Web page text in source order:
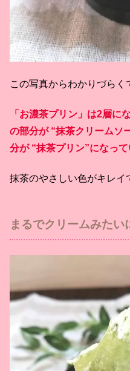
この写真からわかりづらく
「お濃茶プリン」は2層に
の部分が “抹茶クリームソ
分が “抹茶プリン”になっ
抹茶のやさしい色がキレ
まるでクリームみたい